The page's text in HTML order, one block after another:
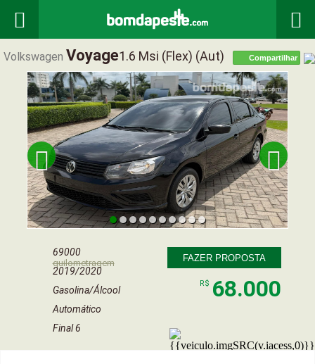
 
Volkswagen Voyage1.6 Msi (flex) (aut) Compartilhar
 
69000
quilometragem
2019/2020
Gasolina/Álcool
Automático
Final 6
FAZER PROPOSTA
R$ 68.000